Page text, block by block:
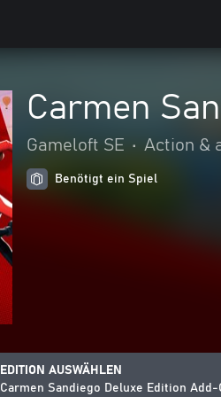
Carmen
Gameloft SE • Action &
Benötigt ein Spiel
EDITION AUSWÄHLEN
Carmen Sandiego Deluxe Edition Add-